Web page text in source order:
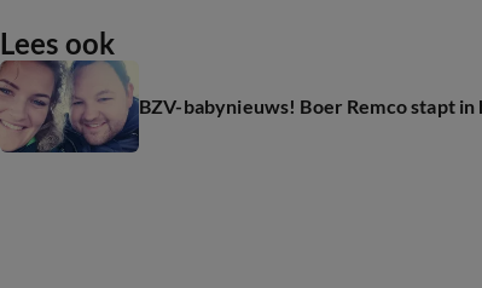
Lees ook
BZV-babynieuws! Boer Remco stapt